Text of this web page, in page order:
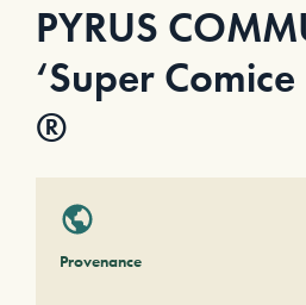
PYRUS
‘Super
®
Provenance